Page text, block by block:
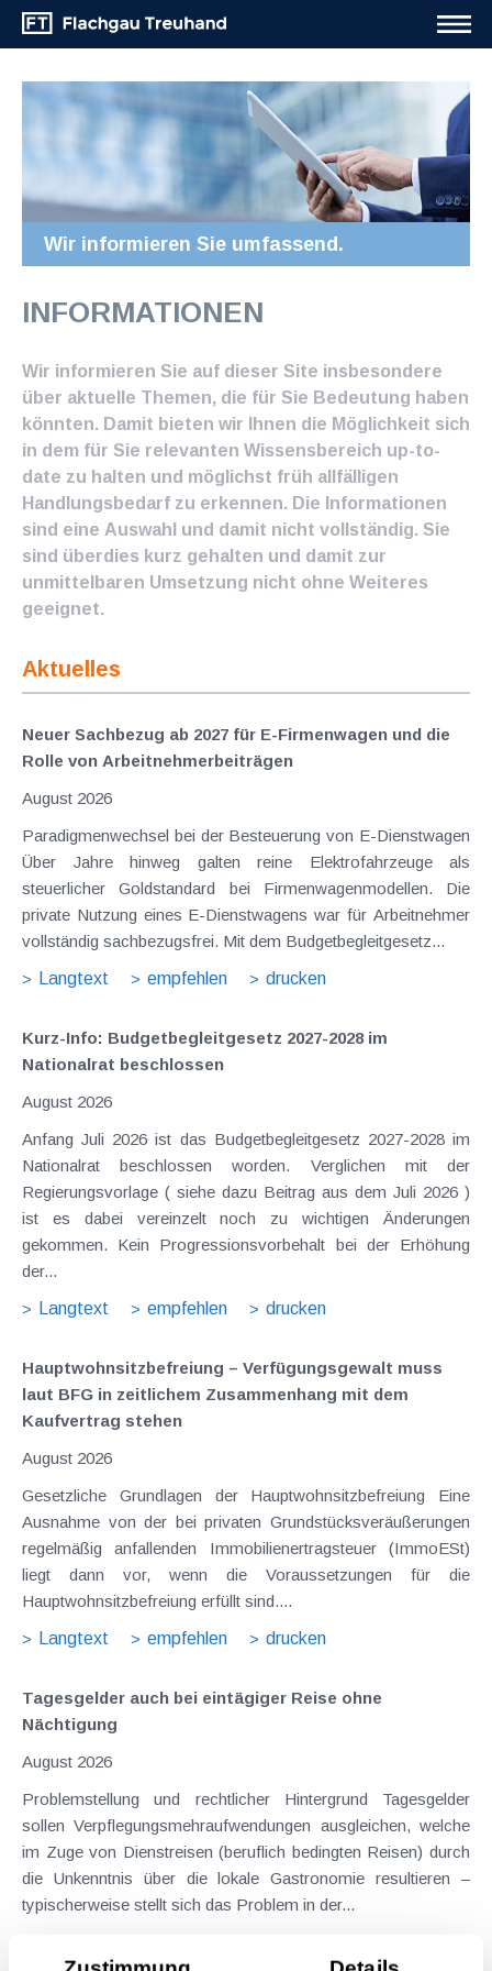
Wir informieren Sie umfassend.
INFORMATIONEN
Wir informieren Sie auf dieser Site insbesondere
über aktuelle Themen, die für Sie Bedeutung haben
könnten. Damit bieten wir Ihnen die Möglichkeit sich
in dem für Sie relevanten Wissensbereich up-to-
date zu halten und möglichst früh allfälligen
Handlungsbedarf zu erkennen. Die Informationen
sind eine Auswahl und damit nicht vollständig. Sie
sind überdies kurz gehalten und damit zur
unmittelbaren Umsetzung nicht ohne Weiteres
geeignet.
Aktuelles
Neuer Sachbezug ab 2027 für E-Firmenwagen und die
Rolle von Arbeitnehmer​­beiträgen
August 2026
Paradigmenwechsel bei der Besteuerung von E-Dienstwagen
Über Jahre hinweg galten reine Elektrofahrzeuge als
steuerlicher Goldstandard bei Firmenwagenmodellen. Die
private Nutzung eines E-Dienstwagens war für Arbeitnehmer
vollständig sachbezugsfrei. Mit dem Budgetbegleitgesetz...
Langtext
empfehlen drucken
Kurz-Info: Budgetbegleitgesetz 2027-2028 im
Nationalrat beschlossen
August 2026
Anfang Juli 2026 ist das Budgetbegleitgesetz 2027-2028 im
Nationalrat beschlossen worden. Verglichen mit der
Regierungsvorlage ( siehe dazu Beitrag aus dem Juli 2026 )
ist es dabei vereinzelt noch zu wichtigen Änderungen
gekommen. Kein Progressionsvorbehalt bei der Erhöhung
der...
Langtext
empfehlen drucken
Hauptwohnsitz​­befreiung – Verfügungsgewalt muss
laut BFG in zeitlichem Zusammenhang mit dem
Kaufvertrag stehen
August 2026
Gesetzliche Grundlagen der Hauptwohnsitzbefreiung Eine
Ausnahme von der bei privaten Grundstücksveräußerungen
regelmäßig anfallenden Immobilienertragsteuer (ImmoESt)
liegt dann vor, wenn die Voraussetzungen für die
Hauptwohnsitzbefreiung erfüllt sind....
Langtext
empfehlen drucken
Tagesgelder auch bei eintägiger Reise ohne
Nächtigung
August 2026
Problemstellung und rechtlicher Hintergrund Tagesgelder
sollen Verpflegungsmehraufwendungen ausgleichen, welche
im Zuge von Dienstreisen (beruflich bedingten Reisen) durch
die Unkenntnis über die lokale Gastronomie resultieren –
typischerweise stellt sich das Problem in der...